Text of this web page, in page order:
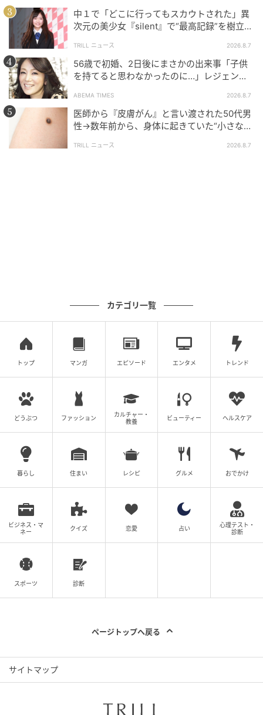
光などで簡単に分解されてしまう、扱いが難しい成
分。そのため、こだわりは「容器」からも現れていま
す。パッケージは酸素と光を通さない、独自の容器を
採用。そして販売時は密封され、使用開始時に中栓を
セットする仕組みで、安定した品質を保ってくれてい
ます……！
シワを改善する「攻め」のクリームなので、ステップ
を踏んで使用するのが大切です。最初の2週間は2～3日
間隔で夜のみ、次の2週間は毎夜、そして順調であれば
私が今気になっているシワは、「おでこ」と「ほうれ
い線」。硬すぎない、サラサラすぎない、絶妙なテク
スチャーで、狙ったシワを目がけて塗ることができま
した。無理に力を入れなくともなめらかで伸ばしやす
いのが、個人的に好きなポイントです。
攻め系のクリームですが、私の肌には合うようでホッ
と一安心。以前、レチノールの美容液は合わないもの
があったものの、これなら毎晩続けられそうです。こ
量を増やしてくれるテクノロジーが搭載されていると
いうことで、そこもすごくないですか……？ これでシワ
改善できると思うと、ニヤニヤしちゃう……！
乾燥小ジワにアプローチ。おまけのハリケア
中１で「どこに行ってもスカウトされた」異
次元の美少女『silent』で“最高記録”を樹立し
TRILL ニュース 2026.8.7
56歳で初婚、2日後にまさかの出来事「子供
を持てると思わなかったのに…」レジェンド
ABEMA TIMES 2026.8.7
医師から『皮膚がん』と言い渡された50代男
性→数年前から、身体に起きていた“小さな異
TRILL ニュース 2026.8.7
カテゴリ一覧
トップ マンガ エピソード エンタメ トレンド
どうぶつ ファッション
カルチャー・
教養
ビューティー ヘルスケア
暮らし 住まい レシピ グルメ おでかけ
ビジネス・マ
ネー
クイズ 恋愛 占い
心理テスト・
診断
スポーツ 診断
ページトップへ戻る
サイトマップ